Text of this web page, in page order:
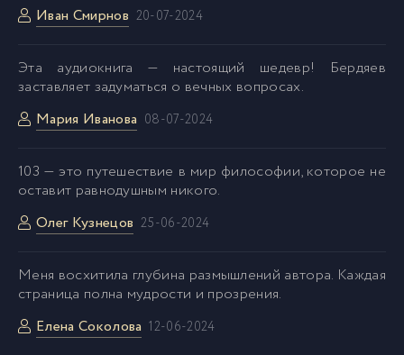
Иван Смирнов 20-07-2024
Эта аудиокнига — настоящий шедевр! Бердяев
заставляет задуматься о вечных вопросах.
Мария Иванова 08-07-2024
103 — это путешествие в мир философии, которое не
оставит равнодушным никого.
Олег Кузнецов 25-06-2024
Меня восхитила глубина размышлений автора. Каждая
страница полна мудрости и прозрения.
Елена Соколова 12-06-2024